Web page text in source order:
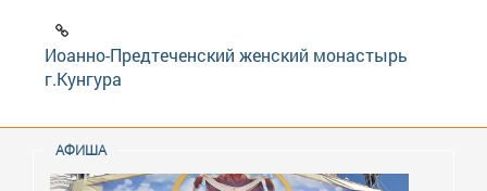
Иоанно-Предтеченский женский монастырь
г.Кунгура
АФИША